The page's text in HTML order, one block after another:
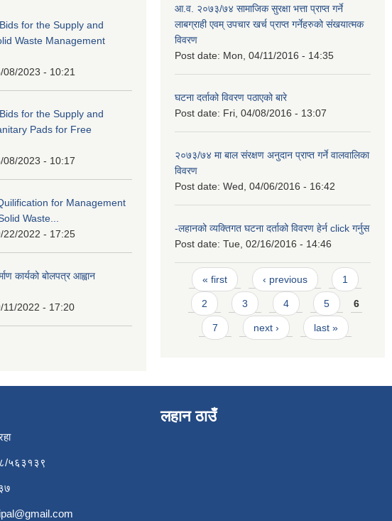
for the Supply and
Waste Management
08/2023 - 10:21
for the Supply and
Pads for Free
08/2023 - 10:17
for Management
Waste...
22/2022 - 17:25
कार्यको बोलपत्र आह्वान
11/2022 - 17:20
आ.व. २०७३/७४ सामाजिक सुरक्षा भत्ता प्राप्त गर्ने
लाबग्राही एवम् उपचार खर्च प्राप्त गर्नेहरुको संखयात्मक
विवरण
Post date: Mon, 04/11/2016 - 14:35
घटना दर्ताको विवरण पठाएको बारे
Post date: Fri, 04/08/2016 - 13:07
२०७३/७४ मा बाल संरक्षण अनुदान प्राप्त गर्ने वालवालिका
विवरण
Post date: Wed, 04/06/2016 - 16:42
-लहानको व्यक्तिगत घटना दर्ताको विवरण हेर्न click गर्नुस
Post date: Tue, 02/16/2016 - 14:46
Pages
« first ‹ previous 1
2 3 4 5 6
7 next › last »
५६३१३९
लहान ठाउँ